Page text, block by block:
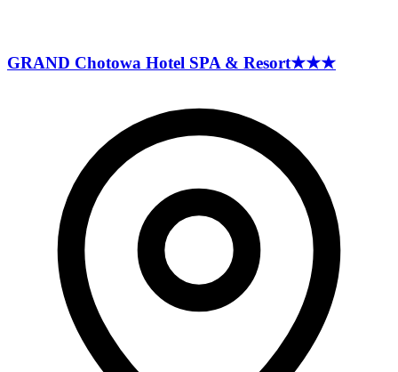
GRAND Chotowa Hotel SPA & Resort★★★